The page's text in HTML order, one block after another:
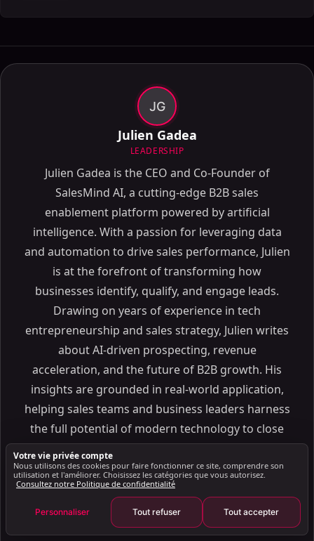
Sommaire
ON THIS PAGE
AI dans CRM 101 : Améliorer les relations et
l'engagement client
Article Présentation
AI dans CRM 101 : Comprendre les bases
Comment AI améliore-t-il la clientèle Relations ?
Principaux avantages de AI dans les systèmes CRM
Comment implémenter AI dans votre CRM Système
Les meilleurs outils AI pour CRM
AI Cas d'utilisation dans les ventes et le marketing
Bonnes pratiques pour la mise en œuvre de AI dans
CRM
Mesurer le succès des projets axés sur AI CRM
L'avenir de AI dans la gestion de la relation client
Défis et considérations dans AI Intégration
Résumé
JG
Julien Gadea
LEADERSHIP
Julien Gadea is the CEO and Co-Founder of
SalesMind AI, a cutting-edge B2B sales
enablement platform powered by artificial
intelligence. With a passion for leveraging data
and automation to drive sales performance, Julien
is at the forefront of transforming how
businesses identify, qualify, and engage leads.
Drawing on years of experience in tech
entrepreneurship and sales strategy, Julien writes
about AI-driven prospecting, revenue
acceleration, and the future of B2B growth. His
insights are grounded in real-world application,
helping sales teams and business leaders harness
the full potential of modern technology to close
more deals, faster. Julien Gadea is the CEO and Co-
Founder of SalesMind AI, an advanced AI-powered
platform revolutionizing B2B lead generation and
sales automation. As a recognized expert in
outbound prospecting and lead generation
Votre vie privée compte
Nous utilisons des cookies pour faire fonctionner ce site, comprendre son
utilisation et l'améliorer. Choisissez les catégories que vous autorisez.
Consultez notre Politique de confidentialité
Personnaliser Tout refuser Tout accepter